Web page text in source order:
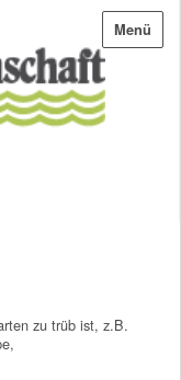
Menü
zu trüb ist, z.B.